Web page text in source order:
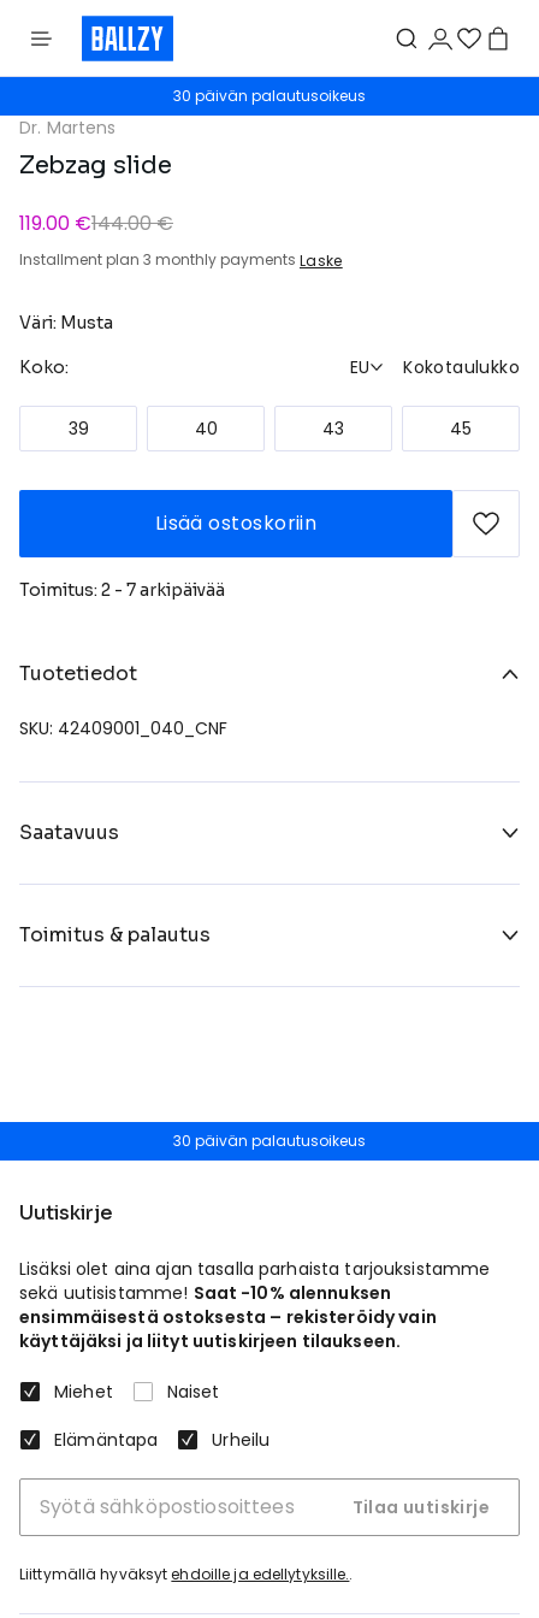
30 päivän palautusoikeus
Dr. Martens
Zebzag slide
119.00 €144.00 €
Installment plan 3 monthly payments Laske
Väri: Musta
Koko: EU Kokotaulukko
39 40 43 45
Lisää ostoskoriin
Toimitus: 2 - 7 arkipäivää
Tuotetiedot
SKU: 42409001_040_CNF
Saatavuus
Toimitus & palautus
30 päivän palautusoikeus
Uutiskirje
Lisäksi olet aina ajan tasalla parhaista tarjouksistamme
sekä uutisistamme! Saat -10% alennuksen
ensimmäisestä ostoksesta – rekisteröidy vain
käyttäjäksi ja liityt uutiskirjeen tilaukseen.
Miehet
Naiset
Elämäntapa
Urheilu
Tilaa uutiskirje
Liittymällä hyväksytehdoille ja edellytyksille..